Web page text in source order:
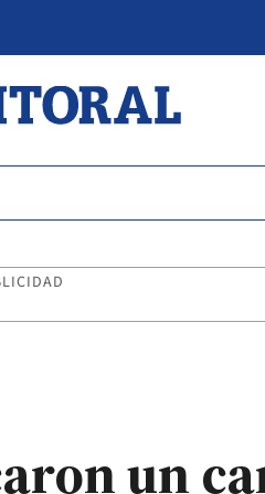
un